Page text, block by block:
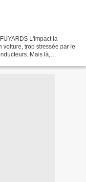
L'impact la
voiture, trop stressée par le
Mais là,